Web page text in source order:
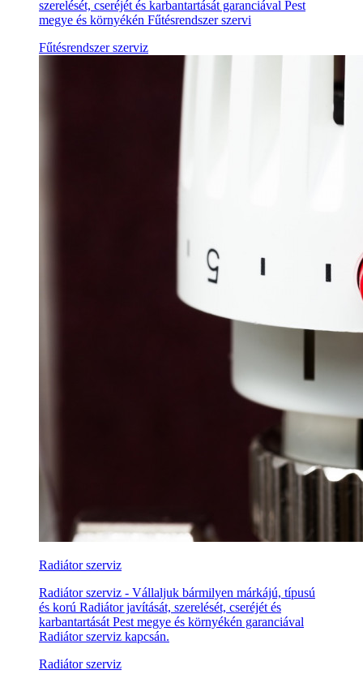
szerelését, cseréjét és karbantartását garanciával Pest
megye és környékén Fűtésrendszer szervi
Fűtésrendszer szerviz
Radiátor szerviz
Radiátor szerviz - Vállaljuk bármilyen márkájú, típusú
és korú Radiátor javítását, szerelését, cseréjét és
karbantartását Pest megye és környékén garanciával
Radiátor szerviz kapcsán.
Radiátor szerviz